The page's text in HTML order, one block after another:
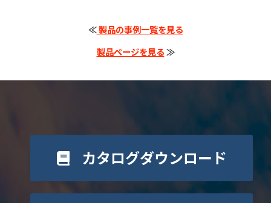
≪製品の事例一覧を見る
製品ページを見る≫
カタログダウンロード